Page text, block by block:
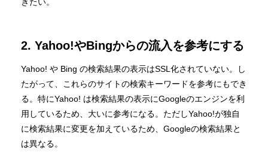
きたい。
2. Yahoo!やBingからの流入を参考にする
Yahoo! や Bing の検索結果の表示はSSL化されていない。し
たがって、これらのサイトの検索キーワードを参考にもでき
る。特にYahoo! は検索結果の表示にGoogleのエンジンを利
用しているため、大いに参考になる。ただしYahoo!が独自
に検索結果に変更を加えているため、Googleの検索結果と
は異なる。